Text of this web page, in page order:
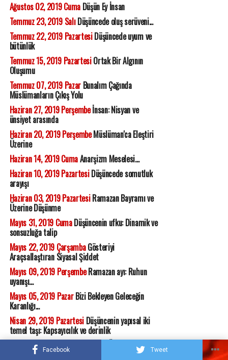
Facebook Tweet
Ağustos 02, 2019 CumaDüşün Ey İnsan
Temmuz 23, 2019 SalıDüşüncede oluş serüveni...
Temmuz 22, 2019 PazartesiDüşüncede uyum ve
bütünlük
Temmuz 15, 2019 PazartesiOrtak Bir Algının
Oluşumu
Temmuz 07, 2019 PazarBunalım Çağında
Müslümanların Çıkış Yolu
Haziran 27, 2019 Perşembeİnsan: Nisyan ve
ünsiyet arasında
Haziran 20, 2019 PerşembeMüslüman'ca Eleştiri
Üzerine
Haziran 14, 2019 CumaAnarşizm Meselesi...
Haziran 10, 2019 PazartesiDüşüncede somutluk
arayışı
Haziran 03, 2019 PazartesiRamazan Bayramı ve
Üzerine Düşünme
Mayıs 31, 2019 CumaDüşüncenin ufku: Dinamik ve
sonsuzluğa talip
Mayıs 22, 2019 ÇarşambaGösteriyi
Araçsallaştıran Siyasal Şiddet
Mayıs 09, 2019 PerşembeRamazan ayı: Ruhun
uyanışı...
Mayıs 05, 2019 PazarBizi Bekleyen Geleceğin
Karanlığı...
Nisan 29, 2019 PazartesiDüşüncenin yapısal iki
temel taşı: Kapsayıcılık ve derinlik
Nisan 17, 2019 Çarşamba